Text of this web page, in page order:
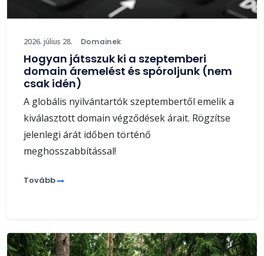
2026. július 28. Domainek
Hogyan játsszuk ki a szeptemberi
domain áremelést és spóroljunk (nem
csak idén)
A globális nyilvántartók szeptembertől emelik a
kiválasztott domain végződések árait. Rögzítse
jelenlegi árát időben történő
meghosszabbítással!
Tovább